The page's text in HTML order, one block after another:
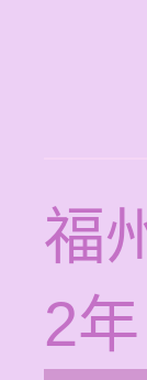
福
2